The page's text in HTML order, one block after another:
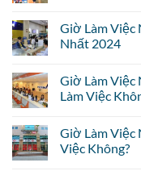
Giờ Làm Việc
Nhất 2024
Giờ Làm Việc
Làm Việc
Giờ Làm Việc
Việc Không?